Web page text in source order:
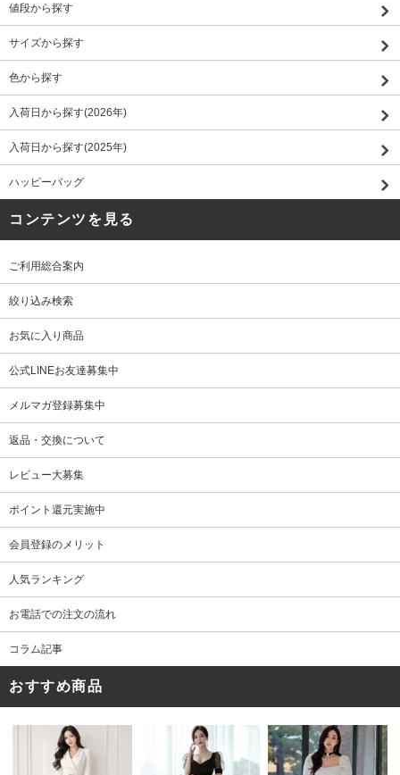
値段から探す
サイズから探す
色から探す
入荷日から探す(2026年)
入荷日から探す(2025年)
ハッピーバッグ
コンテンツを見る
ご利用総合案内
絞り込み検索
お気に入り商品
公式LINEお友達募集中
メルマガ登録募集中
返品・交換について
レビュー大募集
ポイント還元実施中
会員登録のメリット
人気ランキング
お電話での注文の流れ
コラム記事
おすすめ商品